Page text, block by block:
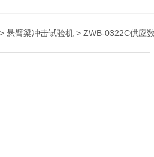
> 悬臂梁冲击试验机 > ZWB-0322C供应